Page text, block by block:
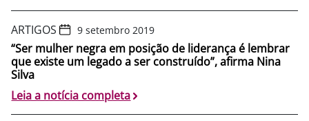
ARTIGOS 9 setembro 2019
“Ser mulher negra em posição de liderança é lembrar
que existe um legado a ser construído”, afirma Nina
Silva
Leia a notícia completa